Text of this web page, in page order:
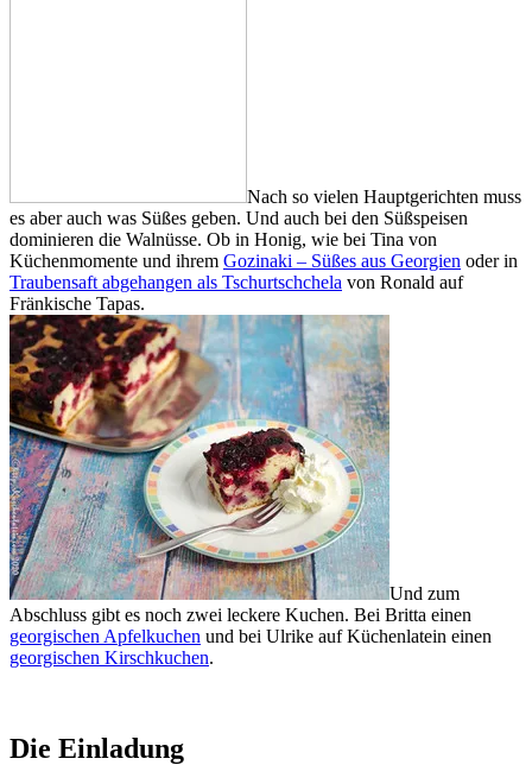
Nach so vielen Hauptgerichten muss
es aber auch was Süßes geben. Und auch bei den Süßspeisen
dominieren die Walnüsse. Ob in Honig, wie bei Tina von
Küchenmomente und ihrem Gozinaki – Süßes aus Georgien oder in
Traubensaft abgehangen als Tschurtschchela von Ronald auf
Fränkische Tapas.
Und zum
Abschluss gibt es noch zwei leckere Kuchen. Bei Britta einen
georgischen Apfelkuchen und bei Ulrike auf Küchenlatein einen
georgischen Kirschkuchen.
Die Einladung